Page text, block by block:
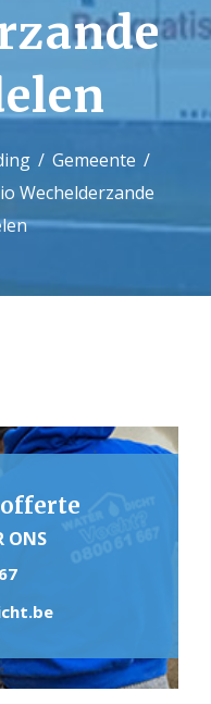
Gemeente
Wechelderzande
offerte
ONS